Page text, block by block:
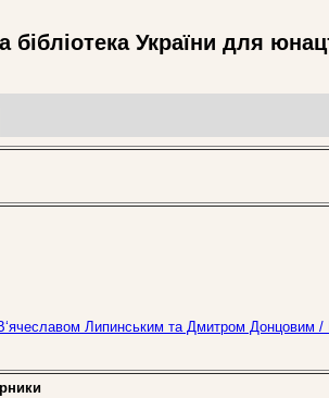
бібліотека України для
В‘ячеславом Липинським та Дмитром Донцовим